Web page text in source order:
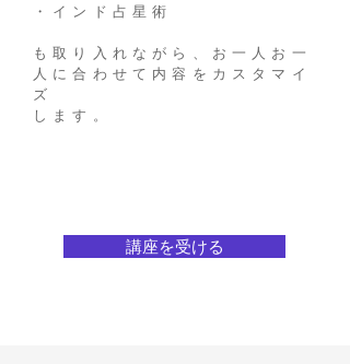
・インド占星術
も取り入れながら、お一人お一
人に合わせて内容をカスタマイ
ズ
します。
講座を受ける